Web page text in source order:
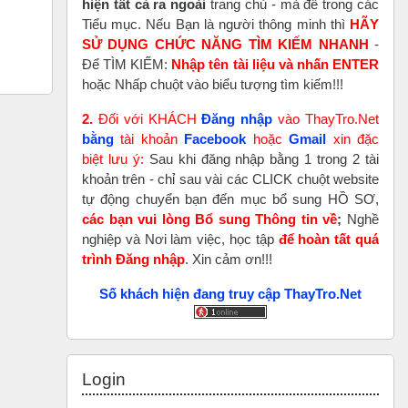
hiện tất cả ra ngoài trang chủ - mà để trong các
Tiểu mục. Nếu Bạn là người thông minh thì HÃY
SỬ DỤNG CHỨC NĂNG TÌM KIẾM NHANH -
Để TÌM KIẾM: Nhập tên tài liệu và nhấn ENTER
hoặc Nhấp chuột vào biểu tượng tìm kiếm!!!
2. Đối với KHÁCHĐăng nhập vào ThayTro.Net
bằng tài khoản Facebook hoặcGmail xin đặc
biệt lưu ý: Sau khi đăng nhập bằng 1 trong 2 tài
khoản trên - chỉ sau vài các CLICK chuột website
tự động chuyển bạn đến mục bổ sung HỒ SƠ,
các bạn vui lòng Bổ sung Thông tin về; Nghề
nghiệp và Nơi làm việc, học tập để hoàn tấtquá
trình Đăng nhập. Xin cảm ơn!!!
Số khách hiện đang truy cập ThayTro.Net
Login